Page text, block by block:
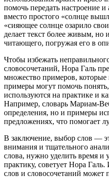
помочь передать настроение
вместо простого «солнце
«сияющее солнце озарило
делает текст более живым, но
читающего, погружая его в
Чтобы избежать
словосочетаний, Нора Галь
множество примеров,
примеры могут помочь
используются на практике и
Например, словарь Мариам-
определения, но и примеры
предложениях, что помогает
В заключение, выбор слов —
внимания и тщательного
слова, нужно уделить время и
практику, советует Нора
слов и словосочетаний может